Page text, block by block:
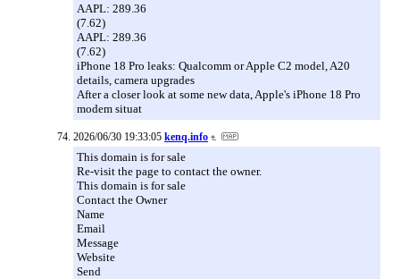
AAPL: 289.36
(7.62)
AAPL: 289.36
(7.62)
iPhone 18 Pro leaks: Qualcomm or Apple C2 model, A20
details, camera upgrades
After a closer look at some new data, Apple's iPhone 18 Pro
modem situat
2026/06/30 19:33:05 kenq.info
This domain is for sale
Re-visit the page to contact the owner.
This domain is for sale
Contact the Owner
Name
Email
Message
Website
Send